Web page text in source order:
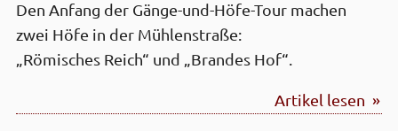
Den Anfang der Gänge-und-Höfe-Tour machen
zwei Höfe in der Mühlenstraße:
„Römisches Reich“ und „Brandes Hof“.
Artikel lesen »